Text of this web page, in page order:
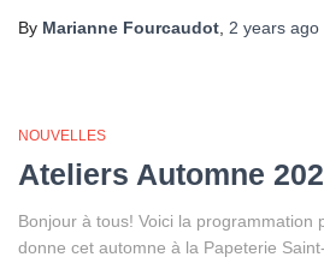
By Marianne Fourcaudot, 2 years ago
NOUVELLES
Ateliers Automne
Bonjour à tous! Voici la programmation
donne cet automne à la Papeterie